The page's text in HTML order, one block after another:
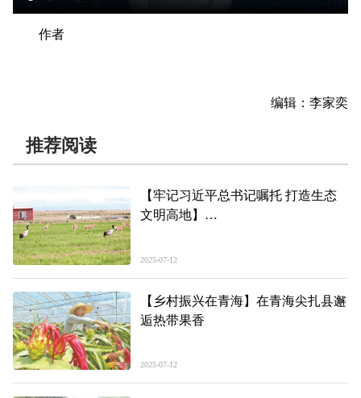
作者
编辑：李家奕
推荐阅读
【牢记习近平总书记嘱托 打造生态
文明高地】
2025-07-12
【乡村振兴在青海】在青海尖扎县邂
逅热带果香
2025-07-12